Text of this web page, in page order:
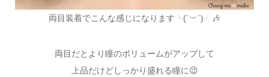
両目装着でこんな感じになります╰(´︶`)╯🎶
両目だとより瞳のボリュームがアップして
上品だけどしっかり盛れる瞳に😉